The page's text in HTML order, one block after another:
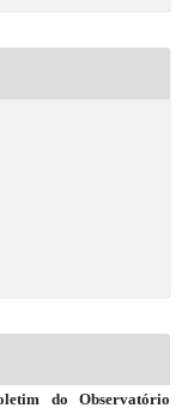
do Observatório